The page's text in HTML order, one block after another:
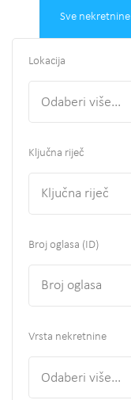
Sve nekretnine
Lokacija
Odaberi više...
Ključna riječ
Broj oglasa (ID)
Vrsta nekretnine
Odaberi više...